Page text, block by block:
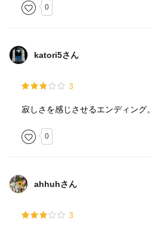
0
katori5さん
3
寂しさを感じさせるエンディング。
0
ahhuhさん
3